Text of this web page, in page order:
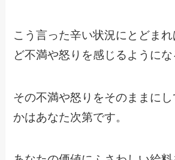
こう言った辛い状況にとどま
ど不満や怒りを感じるようにな
その不満や怒りをそのままにし
かはあなた次第です。